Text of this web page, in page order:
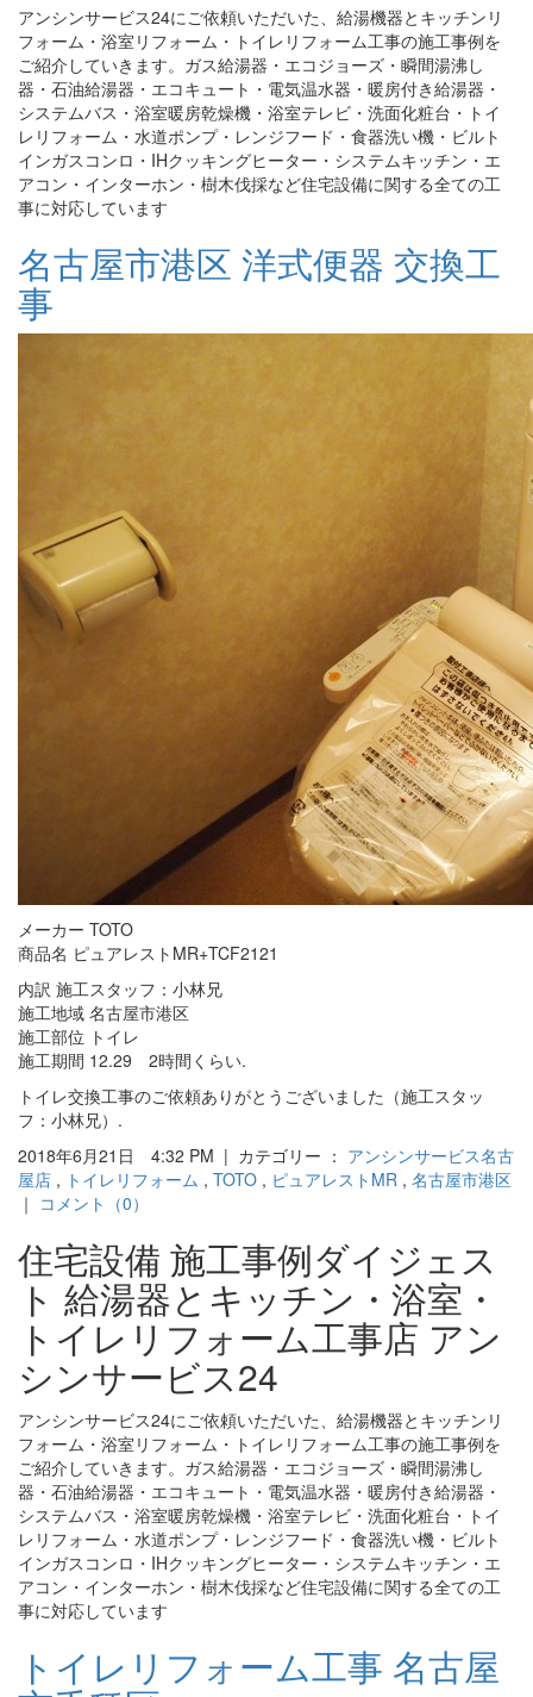
アンシンサービス24にご依頼いただいた、給湯機器とキッチンリ
フォーム・浴室リフォーム・トイレリフォーム工事の施工事例を
ご紹介していきます。ガス給湯器・エコジョーズ・瞬間湯沸し
器・石油給湯器・エコキュート・電気温水器・暖房付き給湯器・
システムバス・浴室暖房乾燥機・浴室テレビ・洗面化粧台・トイ
レリフォーム・水道ポンプ・レンジフード・食器洗い機・ビルト
インガスコンロ・IHクッキングヒーター・システムキッチン・エ
アコン・インターホン・樹木伐採など住宅設備に関する全ての工
事に対応しています
名古屋市港区 洋式便器 交換工
事
メーカー TOTO
商品名 ピュアレストMR+TCF2121
内訳 施工スタッフ：小林兄
施工地域 名古屋市港区
施工部位 トイレ
施工期間 12.29 2時間くらい.
トイレ交換工事のご依頼ありがとうございました（施工スタッ
フ：小林兄）.
2018年6月21日 4:32 PM | カテゴリー ： アンシンサービス名古
屋店 , トイレリフォーム , TOTO , ピュアレストMR , 名古屋市港区
｜ コメント（0）
住宅設備 施工事例ダイジェス
ト 給湯器とキッチン・浴室・
トイレリフォーム工事店 アン
シンサービス24
アンシンサービス24にご依頼いただいた、給湯機器とキッチンリ
フォーム・浴室リフォーム・トイレリフォーム工事の施工事例を
ご紹介していきます。ガス給湯器・エコジョーズ・瞬間湯沸し
器・石油給湯器・エコキュート・電気温水器・暖房付き給湯器・
システムバス・浴室暖房乾燥機・浴室テレビ・洗面化粧台・トイ
レリフォーム・水道ポンプ・レンジフード・食器洗い機・ビルト
インガスコンロ・IHクッキングヒーター・システムキッチン・エ
アコン・インターホン・樹木伐採など住宅設備に関する全ての工
事に対応しています
トイレリフォーム工事 名古屋